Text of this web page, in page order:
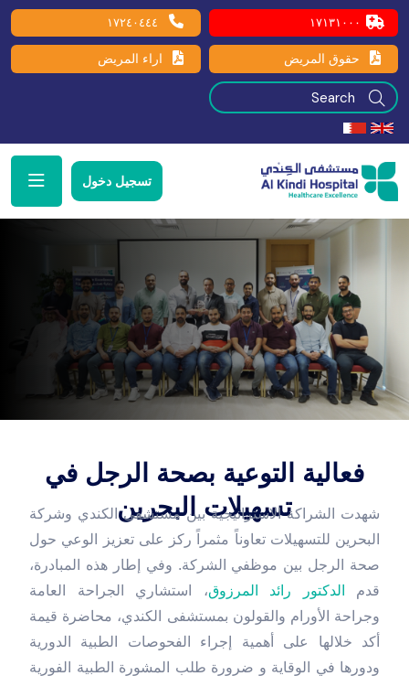
١٧١٣١٠٠٠ ١٧٢٤٠٤٤٤
حقوق المريض اراء المريض
تسجيل دخول
فعالية التوعية بصحة الرجل في
تسهيلات البحرين
شهدت الشراكة الاستراتيجية بين مستشفى الكندي وشركة
البحرين للتسهيلات تعاوناً مثمراً ركز على تعزيز الوعي حول
صحة الرجل بين موظفي الشركة. وفي إطار هذه المبادرة،
قدم
الدكتور رائد المرزوق، استشاري الجراحة العامة
وجراحة الأورام والقولون بمستشفى الكندي، محاضرة قيمة
أكد خلالها على أهمية إجراء الفحوصات الطبية الدورية
ودورها في الوقاية و ضرورة طلب المشورة الطبية الفورية